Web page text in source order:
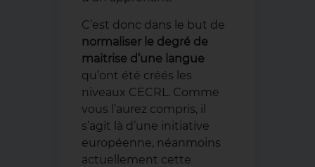
C’est donc dans le but de
normaliser le degré de
maitrise d’une langue
qu’ont été créés les
niveaux CECRL. Comme
vous l’aurez compris, il
s’agit là d’une initiative
européenne, néanmoins
actuellement cette